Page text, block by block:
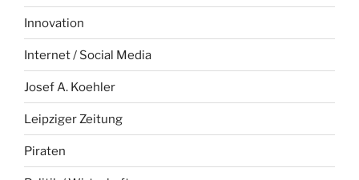
Innovation
Internet / Social Media
Josef A. Koehler
Leipziger Zeitung
Piraten